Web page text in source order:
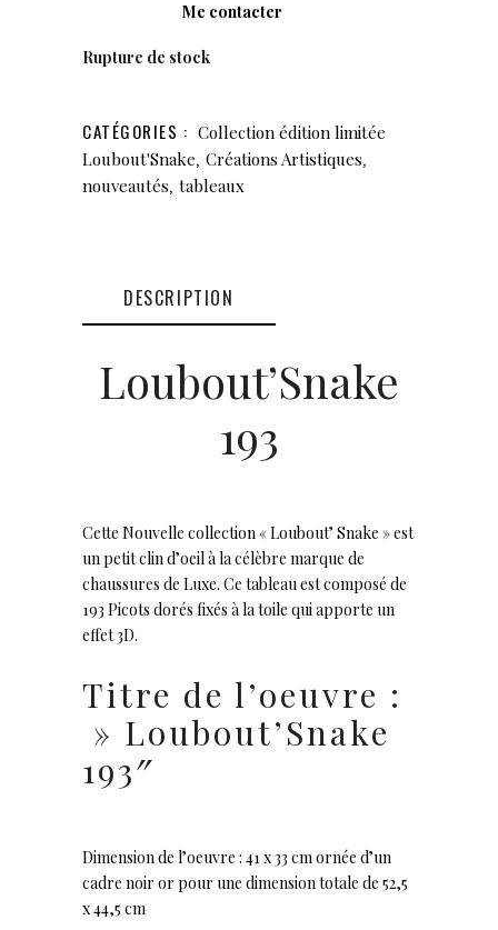
Me contacter
Rupture de stock
CATÉGORIES : Collection édition limitée
Loubout'Snake, Créations Artistiques,
nouveautés, tableaux
DESCRIPTION
Loubout’Snake
193
Cette Nouvelle collection « Loubout’ Snake » est
un petit clin d’oeil à la célèbre marque de
chaussures de Luxe. Ce tableau est composé de
193 Picots dorés fixés à la toile qui apporte un
effet 3D.
Titre de l’oeuvre :
» Loubout’Snake
193″
Dimension de l’oeuvre : 41 x 33 cm ornée d’un
cadre noir or pour une dimension totale de 52,5
x 44,5 cm